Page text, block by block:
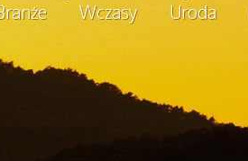
Wczasy Uroda